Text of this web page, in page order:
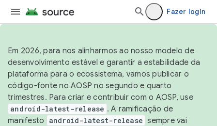
Fazer login
Em 2026, para nos alinharmos ao nosso modelo de
desenvolvimento estável e garantir a estabilidade da
plataforma para o ecossistema, vamos publicar o
código-fonte no AOSP no segundo e quarto
trimestres. Para criar e contribuir com o AOSP, use
android-latest-release . A ramificação de
manifesto
android-latest-release sempre vai